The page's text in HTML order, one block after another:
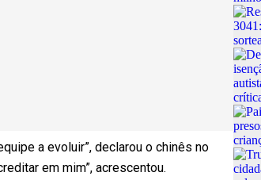
a evoluir”, declarou o chinês no
em mim”, acrescentou.